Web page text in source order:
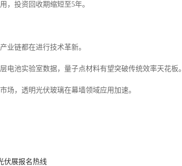
，投资回收期缩短至5年。
业链都在进行技术革新。
电池实验室数据，量子点材料有望突破传统效率天花板
场，透明光伏玻璃在幕墙领域应用加速。
伏展报名热线